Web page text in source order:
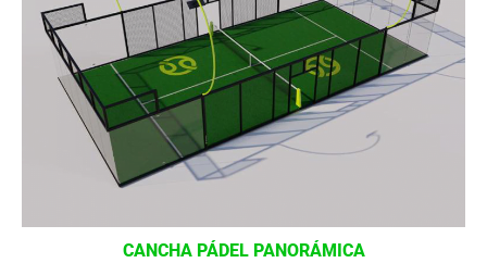
CANCHA PÁDEL PANORÁMICA